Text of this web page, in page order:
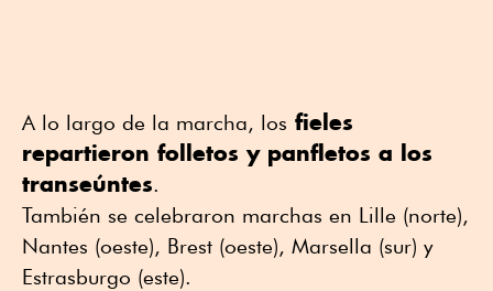
A lo largo de la marcha, los fieles
repartieron folletos y panfletos a los
transeúntes.
También se celebraron marchas en Lille (norte),
Nantes (oeste), Brest (oeste), Marsella (sur) y
Estrasburgo (este).